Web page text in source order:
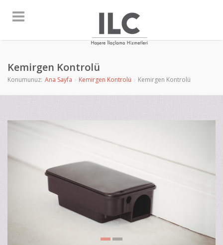
Kemirgen Kontrolü
Konumunuz: Ana Sayfa Kemirgen Kontrolü Kemirgen Kontrolü